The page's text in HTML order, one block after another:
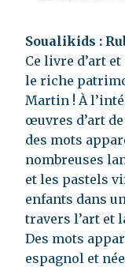
Soualikids :
Ce livre d’art
le riche
Martin ! À
œuvres d’art
des mots
nombreuses
et les pastels
enfants dans
travers l’art et
Des mots
espagnol et